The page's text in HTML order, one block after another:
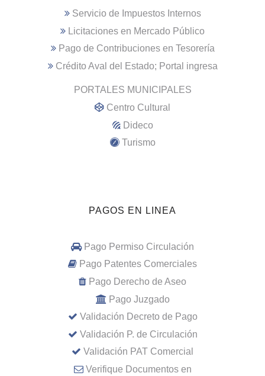
Servicio de Impuestos Internos
Licitaciones en Mercado Público
Pago de Contribuciones en Tesorería
Crédito Aval del Estado; Portal ingresa
PORTALES MUNICIPALES
Centro Cultural
Dideco
Turismo
PAGOS EN LINEA
Pago Permiso Circulación
Pago Patentes Comerciales
Pago Derecho de Aseo
Pago Juzgado
Validación Decreto de Pago
Validación P. de Circulación
Validación PAT Comercial
Verifique Documentos en